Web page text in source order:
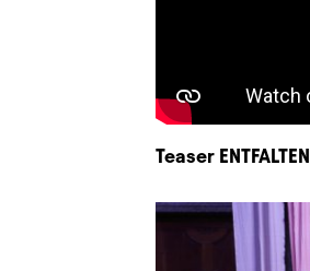
Teaser ENTFALTEN